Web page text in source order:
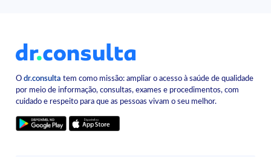
Odr.consulta tem como missão: ampliar o acesso à saúde de qualidade
por meio de informação, consultas, exames e procedimentos, com
cuidado e respeito para que as pessoas vivam o seu melhor.